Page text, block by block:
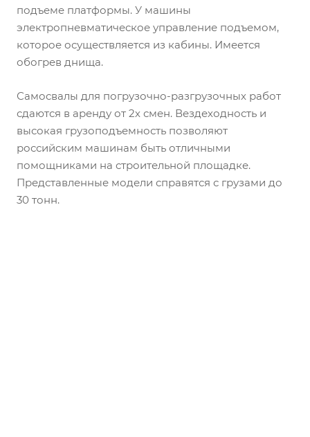
подъеме платформы. У машины
электропневматическое управление подъемом,
которое осуществляется из кабины. Имеется
обогрев днища.
Самосвалы для погрузочно-разгрузочных работ
сдаются в аренду от 2х смен. Вездеходность и
высокая грузоподъемность позволяют
российским машинам быть отличными
помощниками на строительной площадке.
Представленные модели справятся с грузами до
30 тонн.